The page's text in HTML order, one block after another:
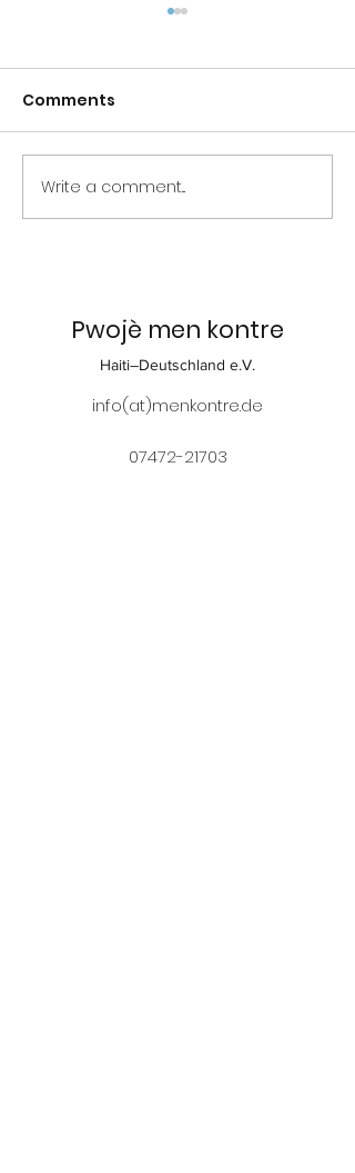
Juhuuu, Sonise hat
einen Paten!
Comments
Write a comment...
Pwojè men kontre
Haiti–Deutschland e.V.
info(at)menkontre.de
07472-21703